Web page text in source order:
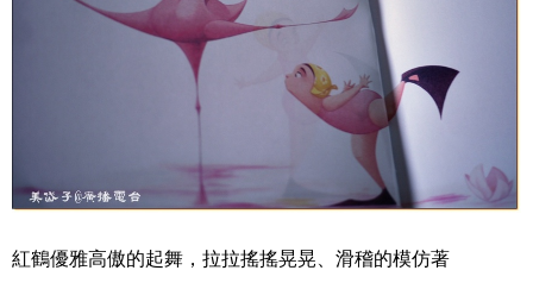
紅鶴優雅高傲的起舞，拉拉搖搖晃晃、滑稽的模仿著